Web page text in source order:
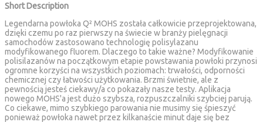
Short Description
Legendarna powłoka Q² MOHS została całkowicie przeprojektowana,
dzięki czemu po raz pierwszy na świecie w branży pielęgnacji
samochodów zastosowano technologię polisylazanu
modyfikowanego fluorem. Dlaczego to takie ważne? Modyfikowanie
polisilazanów na początkowym etapie powstawania powłoki przynosi
ogromne korzyści na wszystkich poziomach: trwałości, odporności
chemicznej czy łatwości użytkowania. Brzmi świetnie, ale z
pewnością jesteś ciekawy/a co pokazały nasze testy. Aplikacja
nowego MOHS'a jest dużo szybsza, rozpuszczalniki szybciej parują.
Co ciekawe, mimo szybkiego parowania nie musimy się śpieszyć
ponieważ powłoka nawet przez kilkanaście minut daje się bez